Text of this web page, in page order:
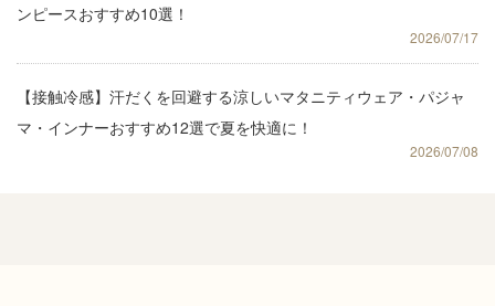
ンピースおすすめ10選！
2026/07/17
【接触冷感】汗だくを回避する涼しいマタニティウェア・パジャ
マ・インナーおすすめ12選で夏を快適に！
2026/07/08